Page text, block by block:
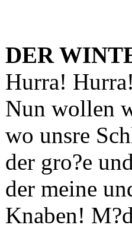
DER
Hurra!
Nun wollen
wo unsre
der gro?e
der meine
Knaben!